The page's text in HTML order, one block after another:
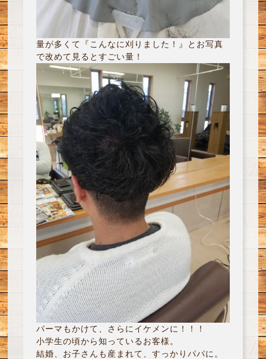
量が多くて『こんなに刈りました！』とお写真
で改めて見るとすごい量！
パーマもかけて、さらにイケメンに！！！
小学生の頃から知っているお客様。
結婚、お子さんも産まれて、すっかりパパに。